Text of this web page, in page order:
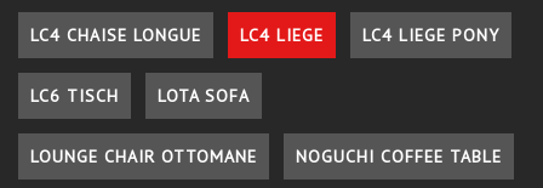
LC4 CHAISE LONGUE LC4 LIEGE LC4 LIEGE PONY
LC6 TISCH LOTA SOFA
LOUNGE CHAIR OTTOMANE NOGUCHI COFFEE TABLE